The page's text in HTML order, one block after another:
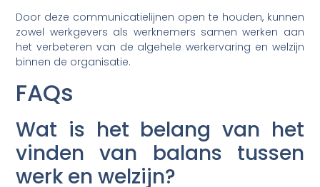
Door deze communicatielijnen open te houden, kunnen
zowel werkgevers als werknemers samen werken aan
het verbeteren van de algehele werkervaring en welzijn
binnen de organisatie.
FAQs
Wat is het belang van het
vinden van balans tussen
werk en welzijn?